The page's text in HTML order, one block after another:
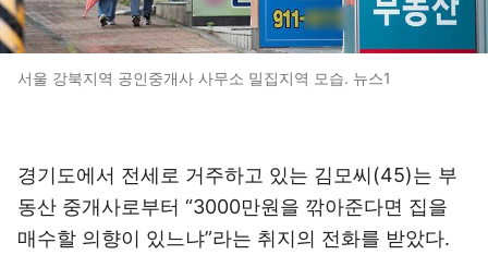
서울 강북지역 공인중개사 사무소 밀집지역 모습. 뉴스1
경기도에서 전세로 거주하고 있는 김모씨(45)는 부
동산 중개사로부터 “3000만원을 깎아준다면 집을
매수할 의향이 있느냐”라는 취지의 전화를 받았다.